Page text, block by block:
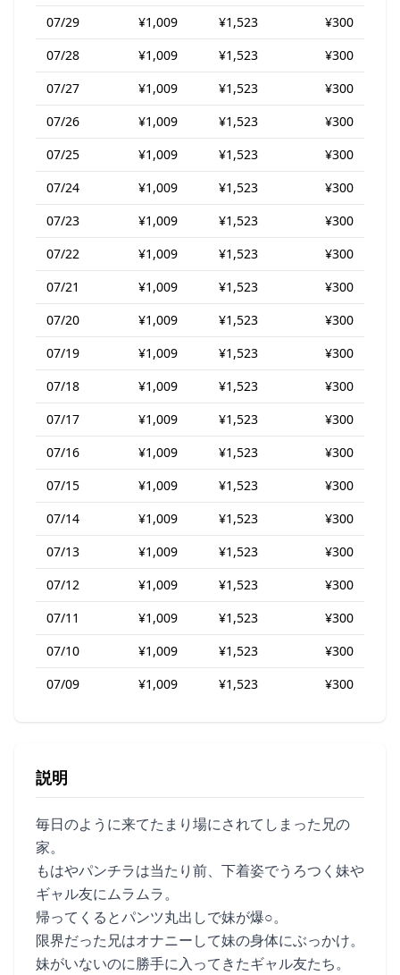
07/29 ¥1,009 ¥1,523
¥300
07/28
¥1,009 ¥1,523
¥300
07/27
¥1,009 ¥1,523
¥300
07/26
¥1,009 ¥1,523
¥300
07/25
¥1,009 ¥1,523
¥300
07/24
¥1,009 ¥1,523
¥300
07/23
¥1,009 ¥1,523
¥300
07/22
¥1,009 ¥1,523
¥300
07/21
¥1,009 ¥1,523
¥300
07/20
¥1,009 ¥1,523
¥300
07/19
¥1,009 ¥1,523
¥300
07/18
¥1,009 ¥1,523
¥300
07/17
¥1,009 ¥1,523
¥300
07/16
¥1,009 ¥1,523
¥300
07/15
¥1,009 ¥1,523
¥300
07/14
¥1,009 ¥1,523
¥300
07/13
¥1,009 ¥1,523
¥300
07/12
¥1,009 ¥1,523
¥300
07/11
¥1,009 ¥1,523
¥300
07/10
¥1,009 ¥1,523
¥300
07/09
¥1,009 ¥1,523 ¥300
説明
毎日のように来てたまり場にされてしまった兄の
家。
もはやパンチラは当たり前、下着姿でうろつく妹や
ギャル友にムラムラ。
帰ってくるとパンツ丸出しで妹が爆○。
限界だった兄はオナニーして妹の身体にぶっかけ。
妹がいないのに勝手に入ってきたギャル友たち。